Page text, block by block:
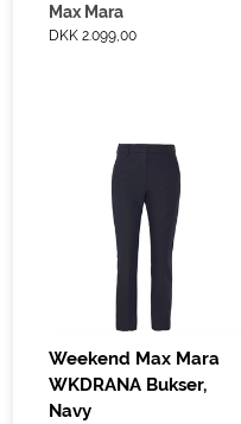
Max Mara
DKK 2.099,00
Weekend Max Mara
WKDRANA Bukser,
Navy